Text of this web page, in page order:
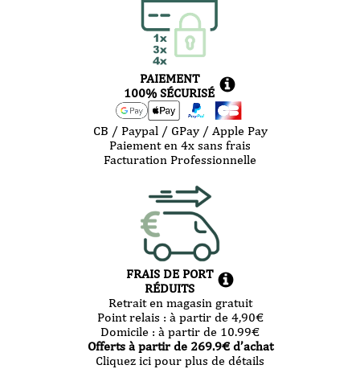
PAIEMENT
100% SÉCURISÉ
CB / Paypal / GPay / Apple Pay
Paiement en 4x sans frais
Facturation Professionnelle
FRAIS DE PORT
RÉDUITS
Retrait en magasin gratuit
Point relais : à partir de 4,90€
Domicile : à partir de 10.99€
Offerts à partir de 269.9€ d’achat
Cliquez ici pour plus de détails